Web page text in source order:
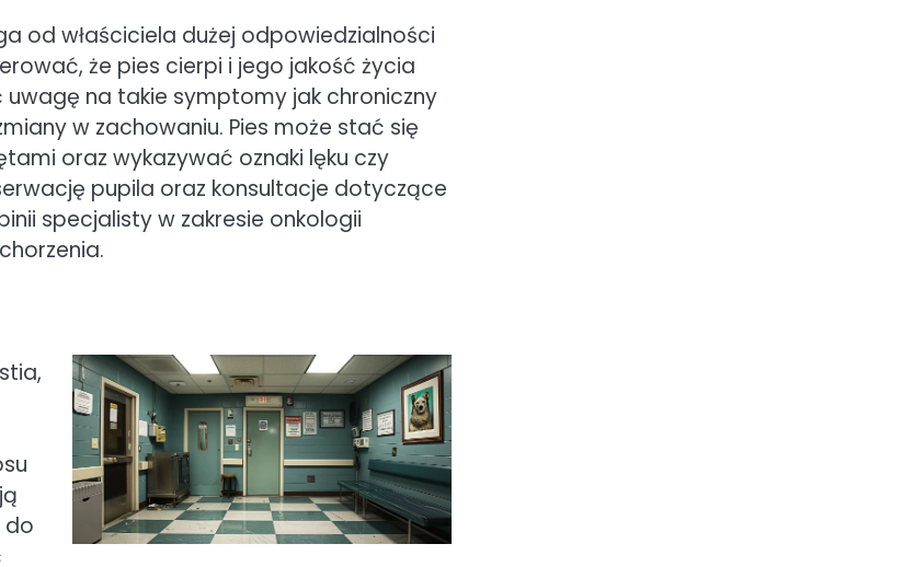
od właściciela dużej odpowiedzialności
że pies cierpi i jego jakość życia
uwagę na takie symptomy jak chroniczny
w zachowaniu. Pies może stać się
oraz wykazywać oznaki lęku czy
pupila oraz konsultacje dotyczące
specjalisty w zakresie onkologii
do